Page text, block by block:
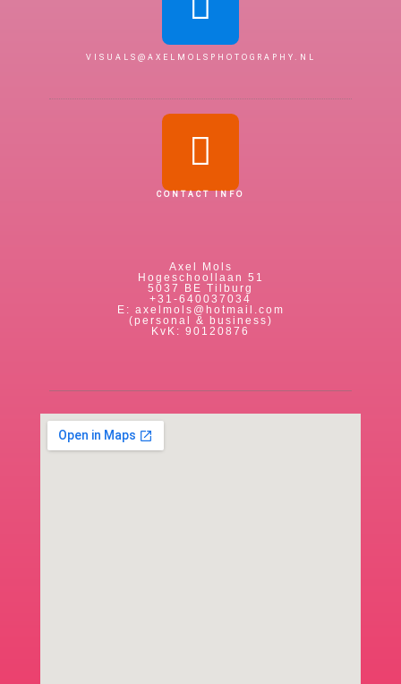
VISUALS@AXELMOLSPHOTOGRAPHY.NL
CONTACT INFO
Axel Mols
Hogeschoollaan 51
5037 BE Tilburg
+31-640037034
E: axelmols@hotmail.com
(personal & business)
KvK: 90120876